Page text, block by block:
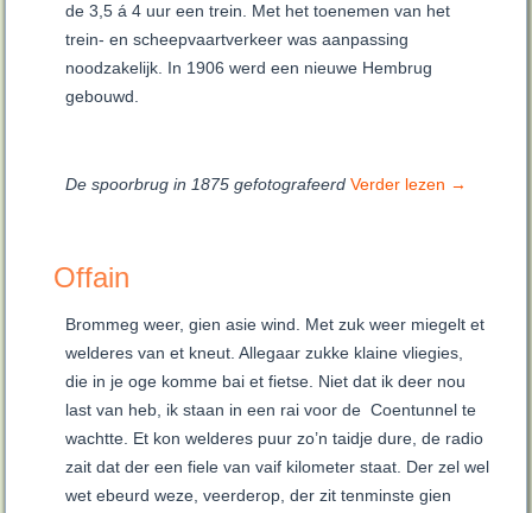
de 3,5 á 4 uur een trein. Met het toenemen van het
trein- en scheepvaartverkeer was aanpassing
noodzakelijk. In 1906 werd een nieuwe Hembrug
gebouwd.
De spoorbrug in 1875 gefotografeerd Verder lezen →
Offain
Brommeg weer, gien asie wind. Met zuk weer miegelt et
welderes van et kneut. Allegaar zukke klaine vliegies,
die in je oge komme bai et fietse. Niet dat ik deer nou
last van heb, ik staan in een rai voor de Coentunnel te
wachtte. Et kon welderes puur zo’n taidje dure, de radio
zait dat der een fiele van vaif kilometer staat. Der zel wel
wet ebeurd weze, veerderop, der zit tenminste gien